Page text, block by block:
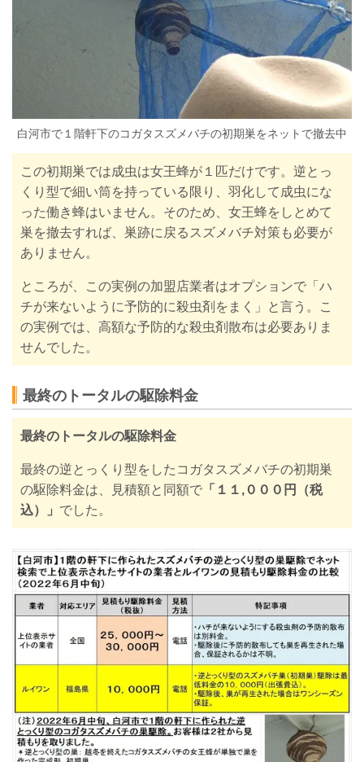
白河市で１階軒下のコガタスズメバチの初期巣をネットで撤去中
この初期巣では成虫は女王蜂が１匹だけです。逆とっ
くり型で細い筒を持っている限り、羽化して成虫にな
った働き蜂はいません。そのため、女王蜂をしとめて
巣を撤去すれば、巣跡に戻るスズメバチ対策も必要が
ありません。
ところが、この実例の加盟店業者はオプションで「ハ
チが来ないように予防的に殺虫剤をまく」と言う。こ
の実例では、高額な予防的な殺虫剤散布は必要ありま
せんでした。
最終のトータルの駆除料金
最終のトータルの駆除料金
最終の逆とっくり型をしたコガタスズメバチの初期巣
の駆除料金は、
見積額と同額で 「 １１,０００円（税
込）
」 でした。